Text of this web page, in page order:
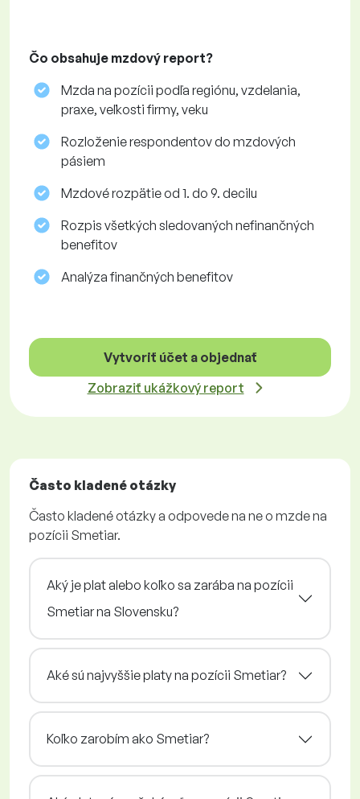
Čo obsahuje mzdový report?
Mzda na pozícii podľa regiónu, vzdelania,
praxe, veľkosti firmy, veku
Rozloženie respondentov do mzdových
pásiem
Mzdové rozpätie od 1. do 9. decilu
Rozpis všetkých sledovaných nefinančných
benefitov
Analýza finančných benefitov
Vytvoriť účet a objednať
Zobraziť ukážkový report
Často kladené otázky
Často kladené otázky a odpovede na ne o mzde na
pozícii Smetiar.
Aký je plat alebo koľko sa zarába na pozícii
Smetiar na Slovensku?
Aké sú najvyššie platy na pozícii Smetiar?
Koľko zarobím ako Smetiar?